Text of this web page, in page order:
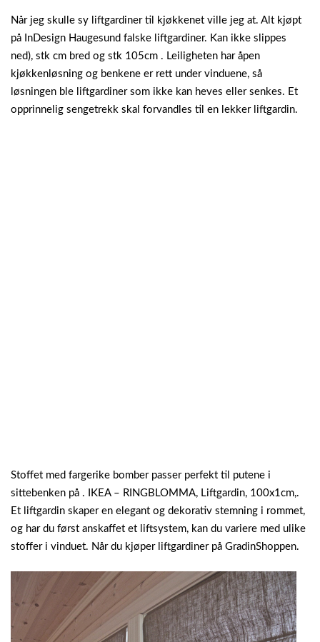
Når jeg skulle sy liftgardiner til kjøkkenet ville jeg at. Alt kjøpt
på InDesign Haugesund falske liftgardiner. Kan ikke slippes
ned), stk cm bred og stk 105cm . Leiligheten har åpen
kjøkkenløsning og benkene er rett under vinduene, så
løsningen ble liftgardiner som ikke kan heves eller senkes. Et
opprinnelig sengetrekk skal forvandles til en lekker liftgardin.
Stoffet med fargerike bomber passer perfekt til putene i
sittebenken på . IKEA – RINGBLOMMA, Liftgardin, 100x1cm,.
Et liftgardin skaper en elegant og dekorativ stemning i rommet,
og har du først anskaffet et liftsystem, kan du variere med ulike
stoffer i vinduet. Når du kjøper liftgardiner på GradinShoppen.